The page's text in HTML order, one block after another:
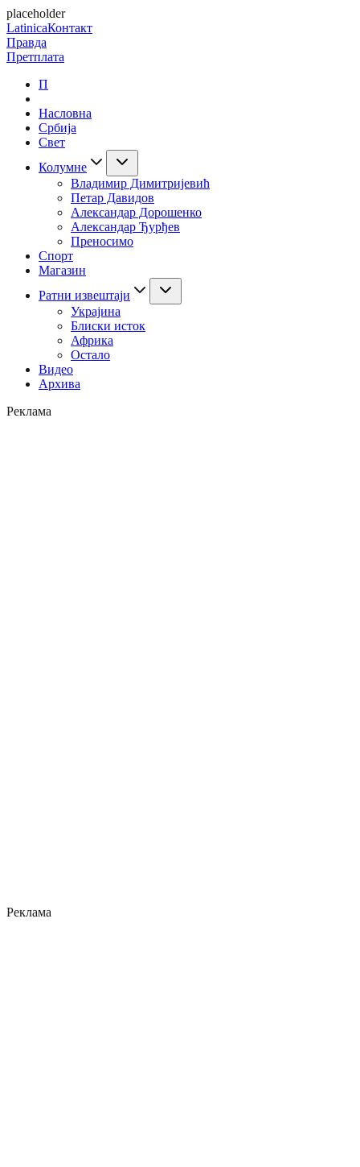
placeholder
LatinicaКонтакт
Правда
Претплата
П
Насловна
Србија
Свет
Колумне
Владимир Димитријевић
Петар Давидов
Александар Дорошенко
Александар Ђурђев
Преносимо
Спорт
Магазин
Ратни извештаји
Украјина
Блиски исток
Африка
Остало
Видео
Архива
Реклама
Реклама